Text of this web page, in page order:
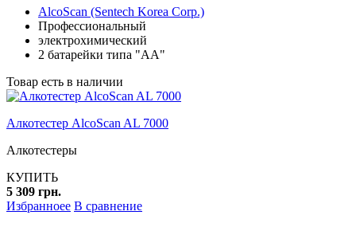
AlcoScan (Sentech Korea Corp.)
Профессиональный
электрохимический
2 батарейки типа "АА"
Товар есть в наличии
Алкотестер AlcoScan AL 7000
Алкотестеры
КУПИТЬ
5 309 грн.
Избранноее В сравнение